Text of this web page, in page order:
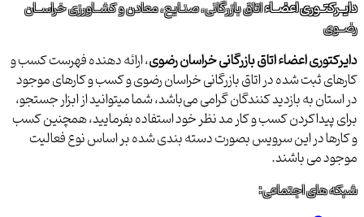
دایــرکتــوری اعضــاءاتاق بازرگانی، صنـایع، معادن و کشــاورزی خراســان
رضــوی
دایرکتوری اعضاء اتاق بازرگانی خراسان رضوی، ارائه دهنده فهرست کسب و
کارهای ثبت شده در اتاق بازرگانی خراسان رضوی و کسب و کارهای موجود
در استان به بازدید کنندگان گرامی می‌باشد، شما میتوانید از ابزار جستجو،
برای پیداکردن کسب و کار مد نظر خود استفاده بفرمایید، همچنین کسب
و کارها در این سرویس بصورت دسته بندی شده بر اساس نوع فعالیت
موجود می باشند.
شبکه های اجتماعی: